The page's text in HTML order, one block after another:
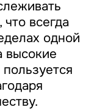
всегда
одной
высокие